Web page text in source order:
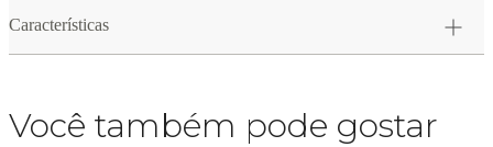
Características
Você também pode gostar